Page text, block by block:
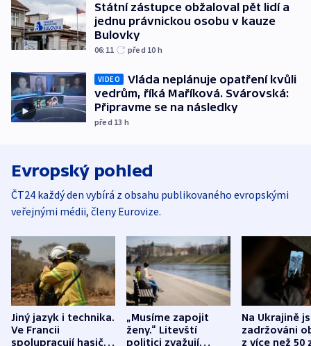
Státní zástupce obžaloval pět lidí a
jednu právnickou osobu v kauze
Bulovky
06:11 před 10 h
VIDEO
Vláda neplánuje opatření kvůli
vedrům, říká Maříková. Svárovská:
Připravme se na následky
před 13 h
Evropský pohled
ČT24 každý den vybírá z obsahu publikovaného evropskými
veřejnými médii, členy Eurovize.
Jiný jazyk i technika.
Ve Francii
spolupracují hasiči z
„Musíme zapojit
ženy.“ Litevští
politici zvažují
Na Ukrajině
zadržováni
z více než 50